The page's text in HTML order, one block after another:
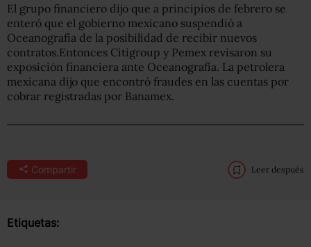
El grupo financiero dijo que a principios de febrero se
enteró que el gobierno mexicano suspendió a
Oceanografía de la posibilidad de recibir nuevos
contratos.Entonces Citigroup y Pemex revisaron su
exposición financiera ante Oceanografía. La petrolera
mexicana dijo que encontró fraudes en las cuentas por
cobrar registradas por Banamex.
Compartir Leer después
Etiquetas: